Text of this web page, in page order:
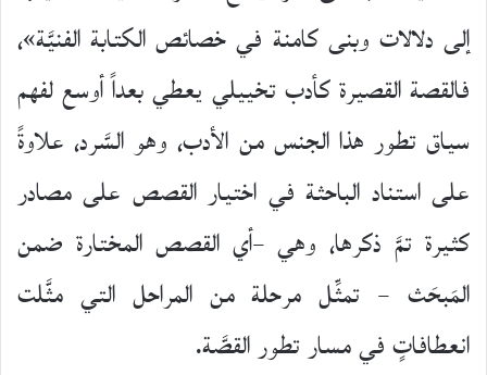
إلى دلالات وبنى كامنة في خصائص الكتابة الفنيَّة»،
فالقصة القصيرة كأدب تخييلي يعطي بعداً أوسع لفهم
سياق تطور هذا الجنس من الأدب، وهو السَّرد، علاوةً
على استناد الباحثة في اختيار القصص على مصادر
كثيرة تمَّ ذكرها، وهي –أي القصص المختارة ضمن
المَبحَث – تمثِّل مرحلة من المراحل التي مثَّلت
انعطافاتٍ في مسار تطور القصَّة.